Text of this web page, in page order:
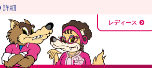
詳細
レディース